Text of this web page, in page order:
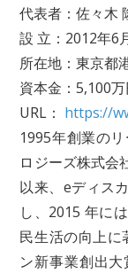
代表者：佐々木
設 立：2012年6
所在地：東京都
資本金：5,100
URL： https://
1995年創業の
ロジーズ株式会
以来、eディス
し、2015 年に
民生活の向上に
ン新事業創出